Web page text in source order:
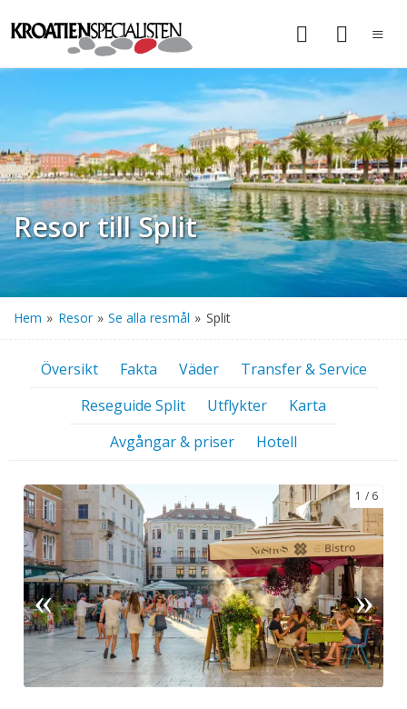
Resor till Split
Hem » Resor » Se alla resmål » Split
Översikt Fakta Väder
Transfer & Service
Reseguide Split
Utflykter
Karta
Avgångar & priser
Hotell
1 6